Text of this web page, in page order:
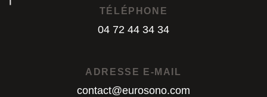
TÉLÉPHONE
04 72 44 34 34
ADRESSE E-MAIL
contact@eurosono.com